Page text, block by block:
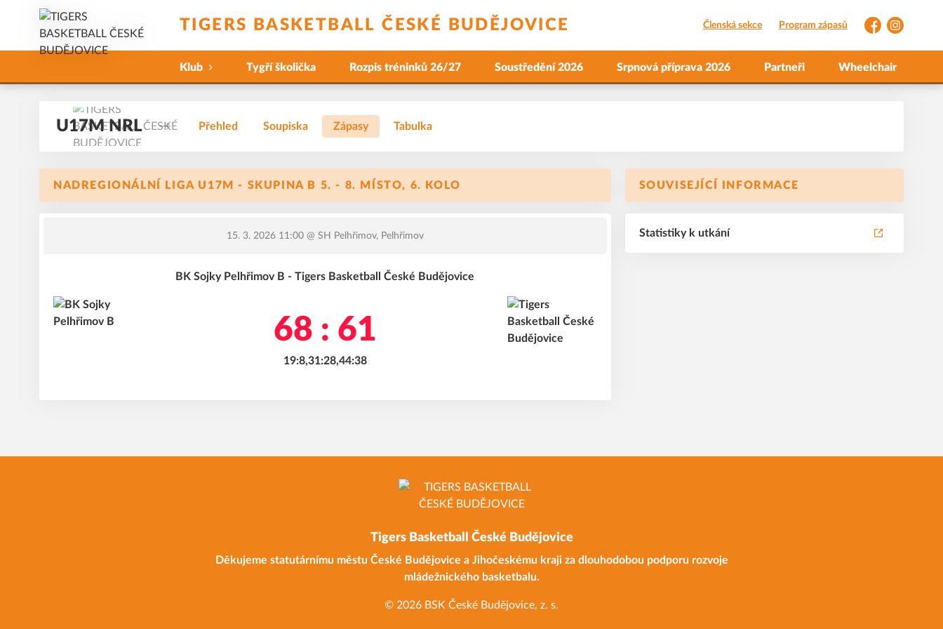
TIGERS BASKETBALL ČESKÉ BUDĚJOVICE Členská sekce Program zápasů
FacebookInstagram
Klub Tygří školička Rozpis tréninků 26/27 Soustředění 2026 Srpnová příprava 2026 Partneři Wheelchair
U17M NRL Přehled Soupiska Zápasy Tabulka
NADREGIONÁLNÍ LIGA U17M - SKUPINA B 5. - 8. MÍSTO, 6. KOLO
15. 3. 2026 11:00@ SH Pelhřimov, Pelhřimov
BK Sojky Pelhřimov B - Tigers Basketball České Budějovice
68 : 61
19:8,31:28,44:38
SOUVISEJÍCÍ INFORMACE
Statistiky k utkání
Tigers Basketball České Budějovice
Děkujeme statutárnímu městu České Budějovice a Jihočeskému kraji za dlouhodobou podporu rozvoje
mládežnického basketbalu.
© 2026 BSK České Budějovice, z. s.